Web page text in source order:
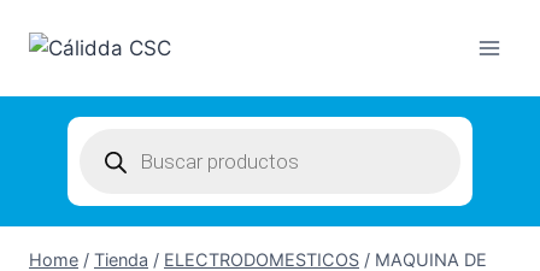
search
Home / Tienda / ELECTRODOMESTICOS / MAQUINA DE